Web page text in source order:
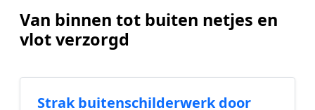
Van binnen tot buiten netjes en
vlot verzorgd
Strak buitenschilderwerk door